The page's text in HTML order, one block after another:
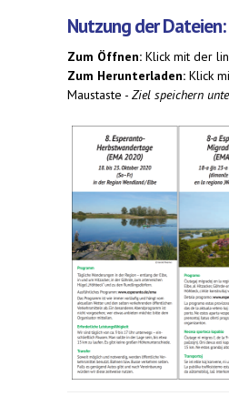
Nutzung der Dateien:
Zum Öffnen: Klick mit der
Zum Herunterladen: Klick
Maustaste - Ziel speichern